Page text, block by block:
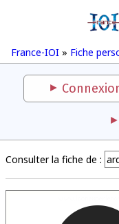
France-IOI » Fiche
Consulter la fiche de :